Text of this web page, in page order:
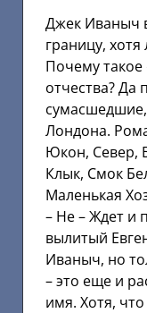
Джек Иваныч
границу,
Почему
отчества? Да
Лондона.
Юкон, Север,
Клык, Смок
Маленькая
– Не – Ждет и
вылитый
Иваныч, но
– это еще и
имя. Хотя,